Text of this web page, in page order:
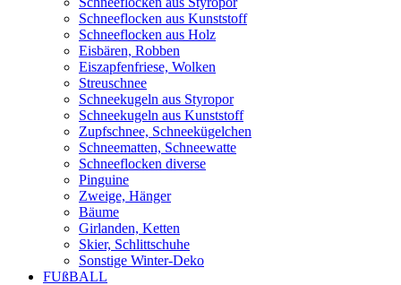
Schneeflocken aus Kunststoff
Schneeflocken aus Holz
Eisbären, Robben
Eiszapfenfriese, Wolken
Streuschnee
Schneekugeln aus Styropor
Schneekugeln aus Kunststoff
Zupfschnee, Schneekügelchen
Schneematten, Schneewatte
Schneeflocken diverse
Pinguine
Zweige, Hänger
Bäume
Girlanden, Ketten
Skier, Schlittschuhe
Sonstige Winter-Deko
FUßBALL